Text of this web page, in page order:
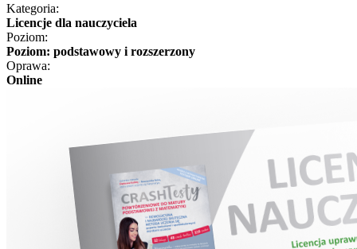
Kategoria:
Licencje dla nauczyciela
Poziom:
Poziom: podstawowy i rozszerzony
Oprawa:
Online